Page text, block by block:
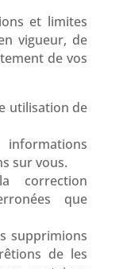
et limites
vigueur, de
de vos
utilisation de
sur vous.
correction
que
supprimions
de les